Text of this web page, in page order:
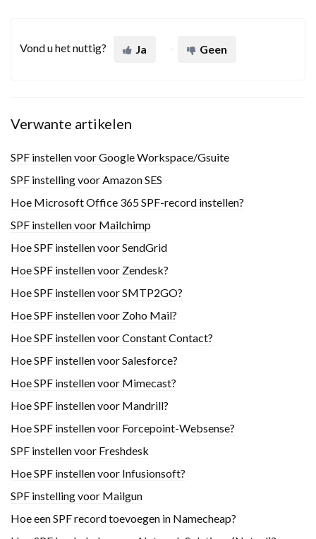
Vond u het nuttig? Ja Geen
Verwante artikelen
SPF instellen voor Google Workspace/Gsuite
SPF instelling voor Amazon SES
Hoe Microsoft Office 365 SPF-record instellen?
SPF instellen voor Mailchimp
Hoe SPF instellen voor SendGrid
Hoe SPF instellen voor Zendesk?
Hoe SPF instellen voor SMTP2GO?
Hoe SPF instellen voor Zoho Mail?
Hoe SPF instellen voor Constant Contact?
Hoe SPF instellen voor Salesforce?
Hoe SPF instellen voor Mimecast?
Hoe SPF instellen voor Mandrill?
Hoe SPF instellen voor Forcepoint-Websense?
SPF instellen voor Freshdesk
Hoe SPF instellen voor Infusionsoft?
SPF instelling voor Mailgun
Hoe een SPF record toevoegen in Namecheap?